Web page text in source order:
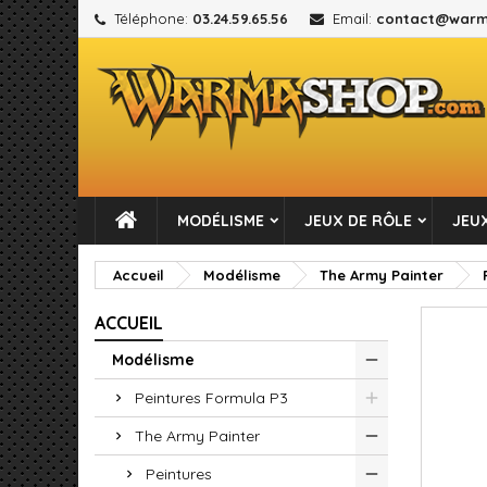
Téléphone: 03.24.59.65.56 Email:
MODÉLISME JEUX DE RÔLE
Accueil Modélisme The Army Painter
ACCUEIL
Modélisme
Peintures Formula P3
The Army Painter
Peintures
add_circle_outline